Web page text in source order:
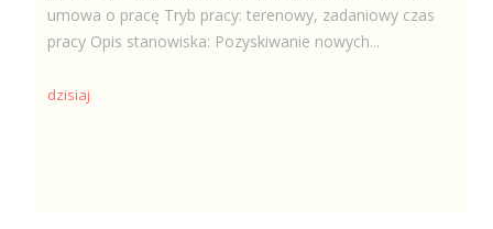
umowa o pracę Tryb pracy: terenowy, zadaniowy czas
pracy Opis stanowiska: Pozyskiwanie nowych...
dzisiaj